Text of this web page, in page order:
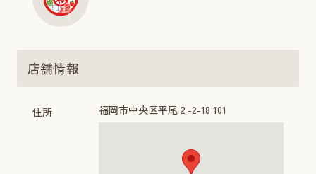
店舗情報
住所 福岡市中央区平尾２-2-18 101